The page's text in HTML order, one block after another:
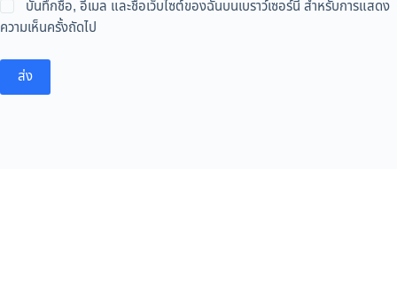
บันทึกชื่อ, อีเมล และชื่อเว็บไซต์ของฉันบนเบราว์เซอร์นี้ สำหรับการแสดง
ความเห็นครั้งถัดไป
ส่ง